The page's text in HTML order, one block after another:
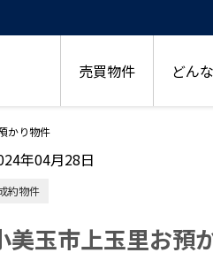
売買物件 どん
かり物件
年04月28日
約物件
美玉市上玉里お預